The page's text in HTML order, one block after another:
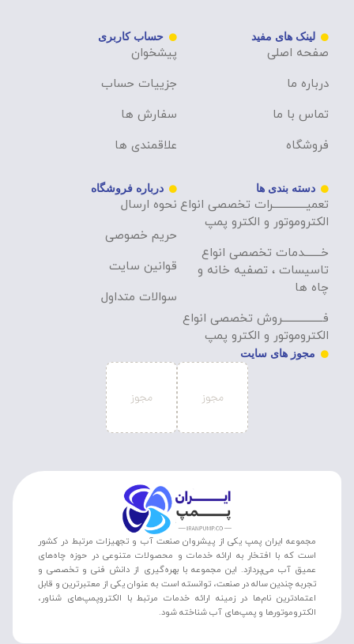
لینک های مفید
صفحه اصلی
درباره ما
تماس با ما
فروشگاه
حساب کاربری
پیشخوان
جزییات حساب
سفارش ها
علاقمندی ها
دسته بندی ها
تعمیــــــــــــــرات تخصصی انواع
الکتروموتور و الکترو پمپ
خـــــــدمات تخصصی انواع
تاسیسات ، تصفیه خانه و
چاه ها
فـــــــــــــــــروش تخصصی انواع
الکتروموتور و الکترو پمپ
درباره فروشگاه
نحوه ارسال
حریم خصوصی
قوانین سایت
سوالات متداول
مجوز های سایت
مجموعه ایران پمپ یکی از پیشروان صنعت آب و تجهیزات مرتبط در کشور
است که با افتخار به ارائه خدمات و محصولات متنوعی در حوزه چاه‌های
عمیق آب می‌پردازد. این مجموعه با بهره‌گیری از دانش فنی و تخصصی و
تجربه چندین ساله در صنعت، توانسته است به عنوان یکی از معتبرترین و قابل
اعتمادترین نام‌ها در زمینه ارائه خدمات مرتبط با الکتروپمپ‌های شناور،
الکتروموتورها و پمپ‌های آب شناخته شود.